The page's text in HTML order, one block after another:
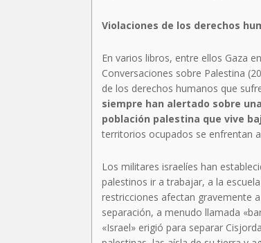
Violaciones de los derechos
En varios libros, entre ellos Gaza
Conversaciones sobre Palestina
de los derechos humanos que
siempre han alertado sobre
población palestina que vive
territorios ocupados se enfrentan
Los militares israelíes han
palestinos ir a trabajar, a la
restricciones afectan gravemente
separación, a menudo llamada
«Israel» erigió para separar